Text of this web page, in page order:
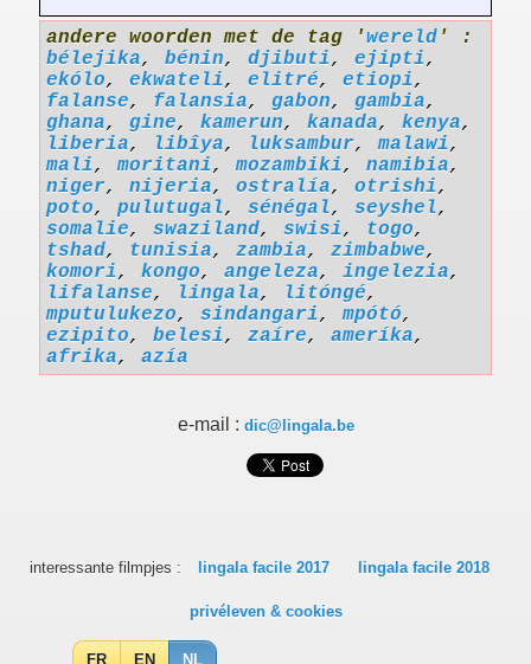
andere woorden met de tag 'wereld ' :
bélejika, bénin, djibuti, ejipti,
ekólo, ekwateli, elitré, etiopi,
falanse, falansia, gabon, gambia,
ghana, gine, kamerun, kanada, kenya,
liberia, libîya, luksambur,malawi,
mali,moritani,mozambiki, namibia,
niger, nijeria, ostralía, otrishi,
poto, pulutugal, sénégal, seyshel,
somalie, swaziland, swisi, togo,
tshad, tunisia, zambia, zimbabwe,
komori, kongo, angeleza, ingelezia,
lifalanse, lingala, litóngé,
mputulukezo, sindangari,mpótó,
ezipito, belesi, zaíre, ameríka,
afrika, azía
e-mail : dic@lingala.be
interessante filmpjes : lingala facile 2017 lingala facile 2018
privéleven & cookies